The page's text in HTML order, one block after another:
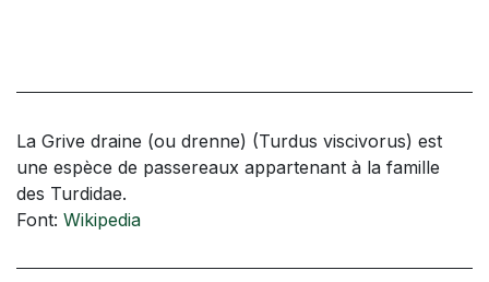
La Grive draine (ou drenne) (Turdus viscivorus) est
une espèce de passereaux appartenant à la famille
des Turdidae.
Font: Wikipedia